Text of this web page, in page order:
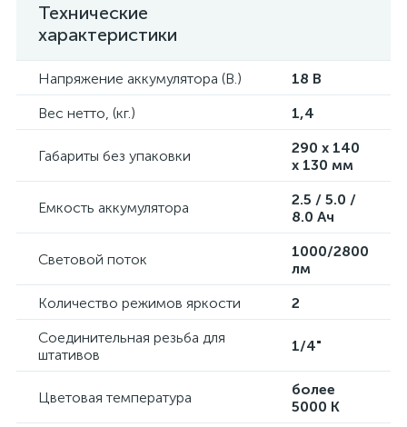
Технические
характеристики
Напряжение аккумулятора (В.)
18 В
Вес нетто, (кг.)
1,4
Габариты без упаковки
290 х 140
х 130 мм
Емкость аккумулятора
2.5 / 5.0 /
8.0 Ач
Световой поток
1000/2800
лм
Количество режимов яркости
2
Соединительная резьба для
штативов
1/4"
Цветовая температура
более
5000 К